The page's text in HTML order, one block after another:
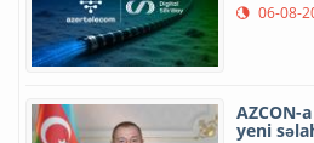
06-08-
AZCON-
yeni